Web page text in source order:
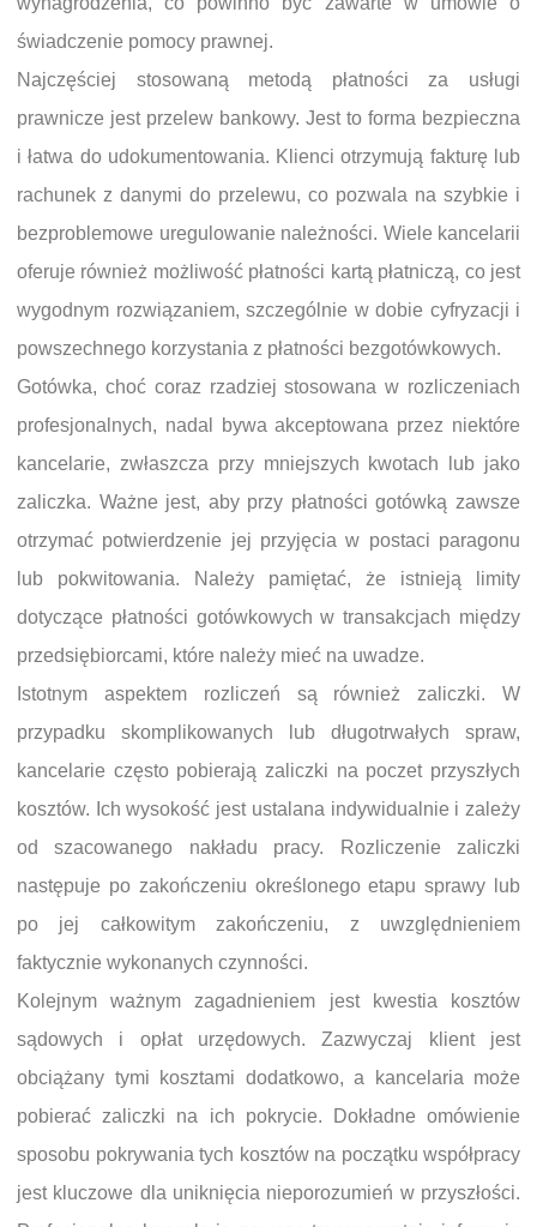
świadczenie pomocy prawnej.
Najczęściej stosowaną metodą płatności za usługi
prawnicze jest przelew bankowy. Jest to forma bezpieczna
i łatwa do udokumentowania. Klienci otrzymują fakturę lub
rachunek z danymi do przelewu, co pozwala na szybkie i
bezproblemowe uregulowanie należności. Wiele kancelarii
oferuje również możliwość płatności kartą płatniczą, co jest
wygodnym rozwiązaniem, szczególnie w dobie cyfryzacji i
powszechnego korzystania z płatności bezgotówkowych.
Gotówka, choć coraz rzadziej stosowana w rozliczeniach
profesjonalnych, nadal bywa akceptowana przez niektóre
kancelarie, zwłaszcza przy mniejszych kwotach lub jako
zaliczka. Ważne jest, aby przy płatności gotówką zawsze
otrzymać potwierdzenie jej przyjęcia w postaci paragonu
lub pokwitowania. Należy pamiętać, że istnieją limity
dotyczące płatności gotówkowych w transakcjach między
przedsiębiorcami, które należy mieć na uwadze.
Istotnym aspektem rozliczeń są również zaliczki. W
przypadku skomplikowanych lub długotrwałych spraw,
kancelarie często pobierają zaliczki na poczet przyszłych
kosztów. Ich wysokość jest ustalana indywidualnie i zależy
od szacowanego nakładu pracy. Rozliczenie zaliczki
następuje po zakończeniu określonego etapu sprawy lub
po jej całkowitym zakończeniu, z uwzględnieniem
faktycznie wykonanych czynności.
Kolejnym ważnym zagadnieniem jest kwestia kosztów
sądowych i opłat urzędowych. Zazwyczaj klient jest
obciążany tymi kosztami dodatkowo, a kancelaria może
pobierać zaliczki na ich pokrycie. Dokładne omówienie
sposobu pokrywania tych kosztów na początku współpracy
jest kluczowe dla uniknięcia nieporozumień w przyszłości.